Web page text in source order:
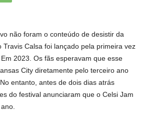
não foram o conteúdo de desistir da
Travis Calsa foi lançado pela primeira vez
Em 2023. Os fãs esperavam que esse
City diretamente pelo terceiro ano
entanto, antes de dois dias atrás
do festival anunciaram que o Celsi Jam